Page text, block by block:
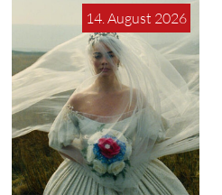
14. August 2026